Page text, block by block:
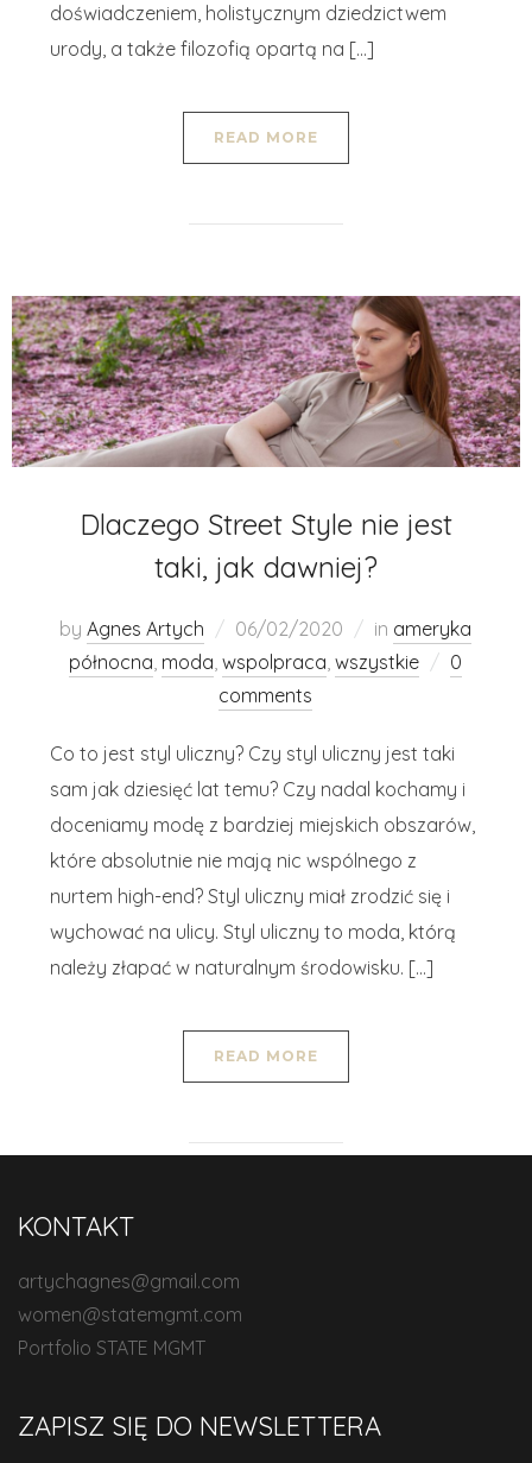
doświadczeniem, holistycznym dziedzictwem
urody, a także filozofią opartą na […]
READ MORE
Dlaczego Street Style nie jest
taki, jak dawniej?
byAgnes Artych 06/02/2020 in ameryka
północna, moda,wspolpraca,wszystkie
0
comments
Co to jest styl uliczny? Czy styl uliczny jest taki
sam jak dziesięć lat temu? Czy nadal kochamy i
doceniamy modę z bardziej miejskich obszarów,
które absolutnie nie mają nic wspólnego z
nurtem high-end? Styl uliczny miał zrodzić się i
wychować na ulicy. Styl uliczny to moda, którą
należy złapać w naturalnym środowisku. […]
READ MORE
KONTAKT
artychagnes@gmail.com
women@statemgmt.com
Portfolio STATE MGMT
ZAPISZ SIĘ DO NEWSLETTERA